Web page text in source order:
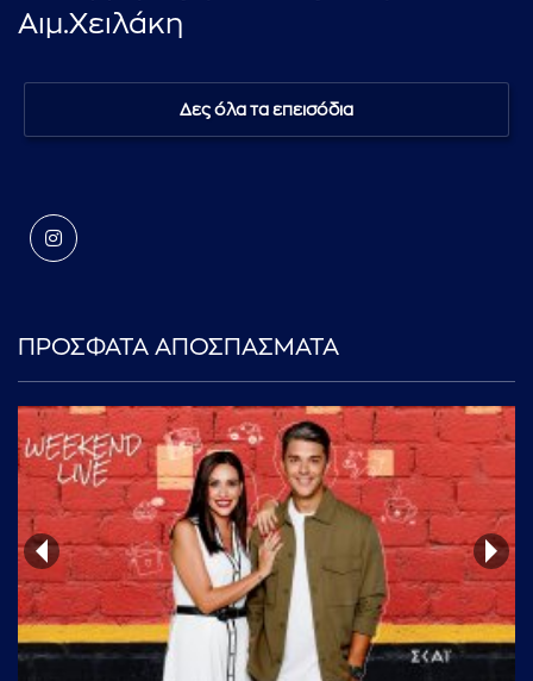
Αιμ.Χειλάκη
Δες όλα τα επεισόδια
ΠΡΟΣΦΑΤΑ ΑΠΟΣΠΑΣΜΑΤΑ